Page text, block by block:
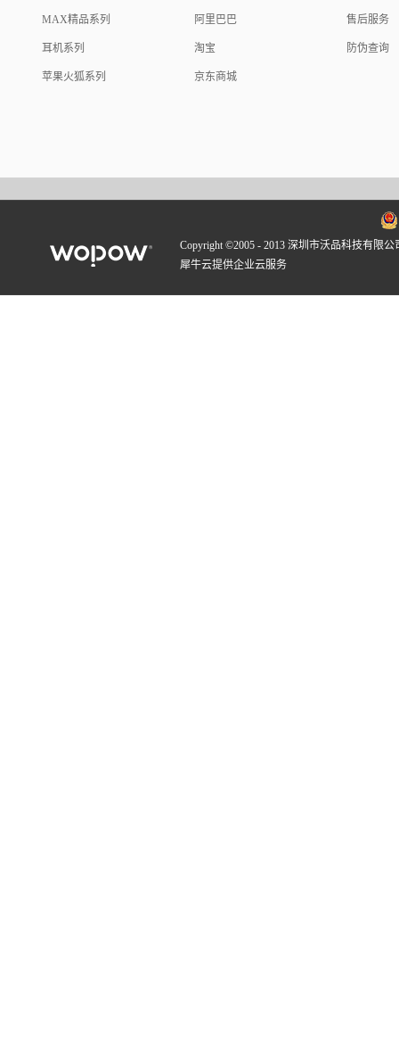
MAX精品系列
耳机系列
苹果火狐系列
阿里巴巴
淘宝
京东商城
售后服务
防伪查询
Copyright ©2005 - 2013 深圳市沃品科技有限公
犀牛云提供企业云服务